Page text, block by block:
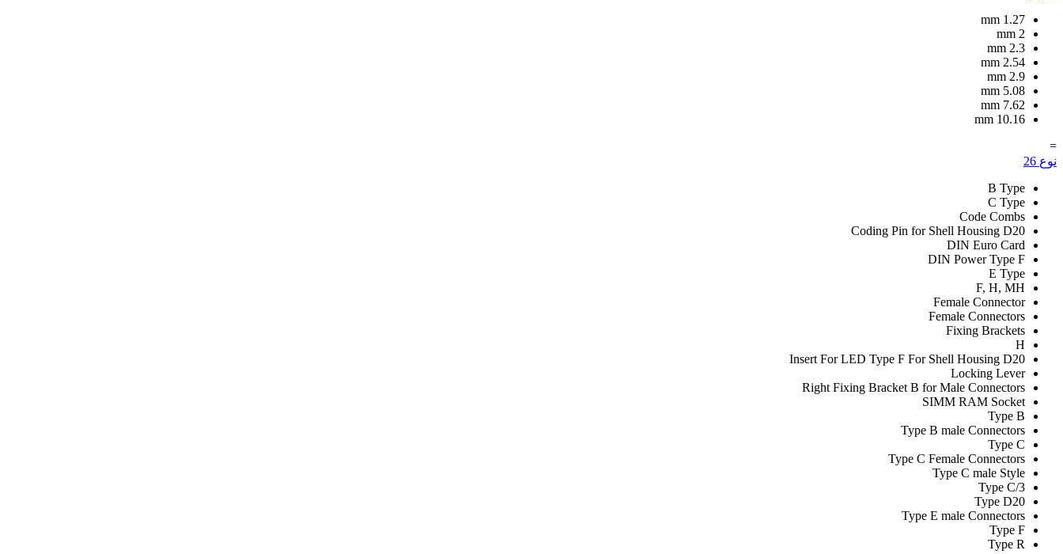
1.27
mm
2
mm
2.3
mm
2.54
mm
2.9
mm
5.08
mm
7.62
mm
10.16
mm
=
نوع 26
B Type
C Type
Code Combs
Coding Pin for Shell Housing D20
DIN Euro Card
DIN Power Type F
E Type
F, H, MH
Female Connector
Female Connectors
Fixing Brackets
H
Insert For LED Type F For Shell Housing D20
Locking Lever
Right Fixing Bracket B for Male Connectors
SIMM RAM Socket
Type B
Type B male Connectors
Type C
Type C Female Connectors
Type C male Style
Type C/3
Type D20
Type E male Connectors
Type F
Type R